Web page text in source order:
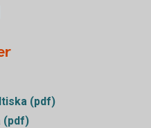
(pdf)
(pdf)